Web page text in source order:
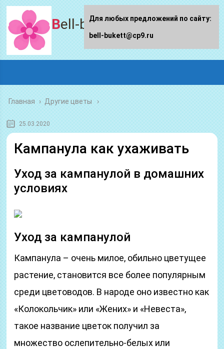
Bell-bukett.ru
Главная › Другие цветы
25.03.2020
Кампанула как ухаживать
Уход за кампанулой в домашних
условиях
Уход за кампанулой
Кампанула – очень милое, обильно цветущее
растение, становится все более популярным
среди цветоводов. В народе оно известно как
«Колокольчик» или «Жених» и «Невеста»,
такое название цветок получил за
множество ослепительно-белых или
Для любых предложений по сайту:
bell-bukett@cp9.ru